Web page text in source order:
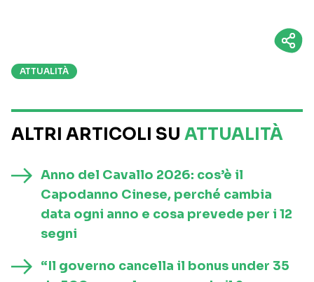
ATTUALITÀ
ALTRI ARTICOLI SU ATTUALITÀ
Anno del Cavallo 2026: cos’è il
Capodanno Cinese, perché cambia
data ogni anno e cosa prevede per i 12
segni
“Il governo cancella il bonus under 35